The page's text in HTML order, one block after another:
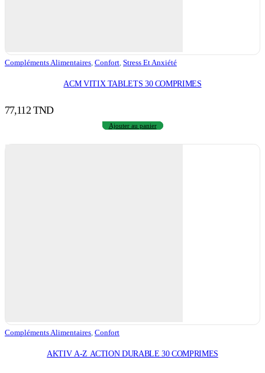
Compléments Alimentaires Confort Stress Et Anxiété
ACM VITIX TABLETS 30 COMPRIMES
77,112 TND
Ajouter au panier
Compléments Alimentaires Confort
AKTIV A-Z ACTION DURABLE 30 COMPRIMES